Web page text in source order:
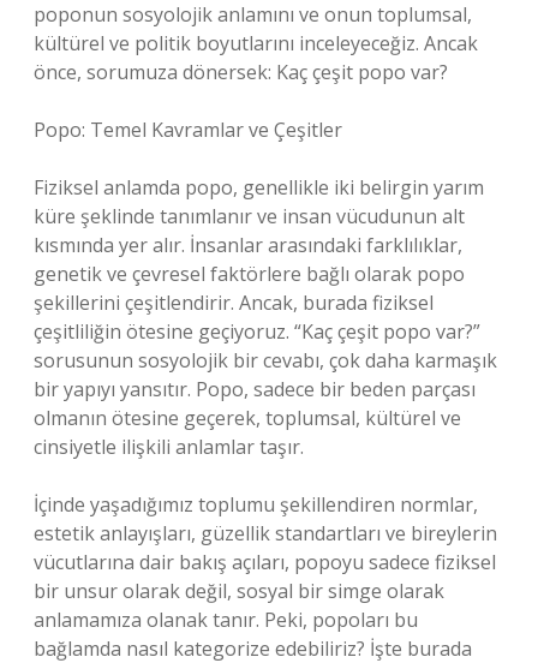
poponun sosyolojik anlamını ve onun toplumsal,
kültürel ve politik boyutlarını inceleyeceğiz. Ancak
önce, sorumuza dönersek: Kaç çeşit popo var?
Popo: Temel Kavramlar ve Çeşitler
Fiziksel anlamda popo, genellikle iki belirgin yarım
küre şeklinde tanımlanır ve insan vücudunun alt
kısmında yer alır. İnsanlar arasındaki farklılıklar,
genetik ve çevresel faktörlere bağlı olarak popo
şekillerini çeşitlendirir. Ancak, burada fiziksel
çeşitliliğin ötesine geçiyoruz. “Kaç çeşit popo var?”
sorusunun sosyolojik bir cevabı, çok daha karmaşık
bir yapıyı yansıtır. Popo, sadece bir beden parçası
olmanın ötesine geçerek, toplumsal, kültürel ve
cinsiyetle ilişkili anlamlar taşır.
İçinde yaşadığımız toplumu şekillendiren normlar,
estetik anlayışları, güzellik standartları ve bireylerin
vücutlarına dair bakış açıları, popoyu sadece fiziksel
bir unsur olarak değil, sosyal bir simge olarak
anlamamıza olanak tanır. Peki, popoları bu
bağlamda nasıl kategorize edebiliriz? İşte burada